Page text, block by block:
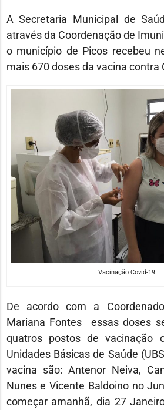
A Secretaria Municipal de
através da Coordenação de
o município de Picos recebeu
mais 670 doses da vacina contra
Vacinação Covid-19
De acordo com a
Mariana Fontes essas doses
quatros postos de vacinação
Unidades Básicas de Saúde
vacina são: Antenor Neiva,
Nunes e Vicente Baldoino no
começar amanhã, dia 27